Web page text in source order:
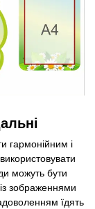
гармонійним і
можуть бути
зображеннями
їдять